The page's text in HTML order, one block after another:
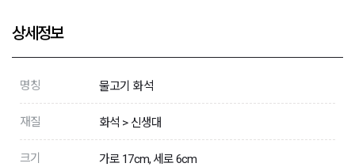
상세정보
명칭 물고기 화석
재질 화석 > 신생대
크기 가로 17cm, 세로 6cm